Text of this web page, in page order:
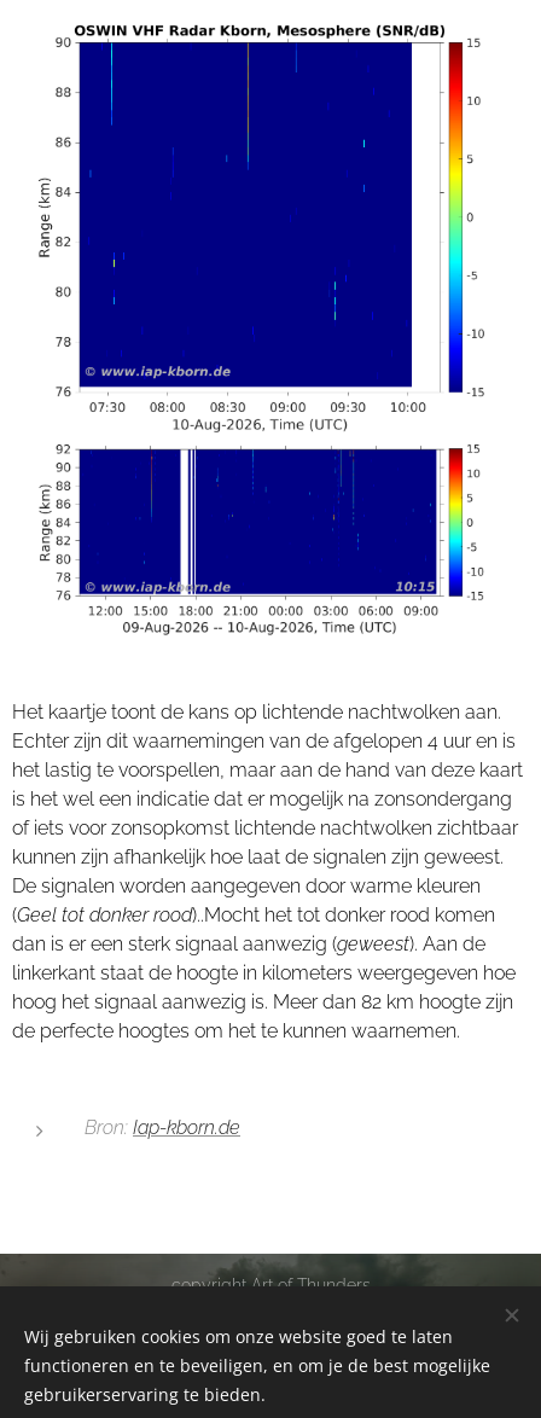
Het kaartje toont de kans op lichtende nachtwolken aan.
Echter zijn dit waarnemingen van de afgelopen 4 uur en is
het lastig te voorspellen, maar aan de hand van deze kaart
is het wel een indicatie dat er mogelijk na zonsondergang
of iets voor zonsopkomst lichtende nachtwolken zichtbaar
kunnen zijn afhankelijk hoe laat de signalen zijn geweest.
De signalen worden aangegeven door warme kleuren
(Geel tot donker rood)..Mocht het tot donker rood komen
dan is er een sterk signaal aanwezig (geweest). Aan de
linkerkant staat de hoogte in kilometers weergegeven hoe
hoog het signaal aanwezig is. Meer dan 82 km hoogte zijn
de perfecte hoogtes om het te kunnen waarnemen.
Bron: Iap-kborn.de
copyright Art of Thunders
Wij gebruiken cookies om onze website goed te laten
functioneren en te beveiligen, en om je de best mogelijke
gebruikerservaring te bieden.